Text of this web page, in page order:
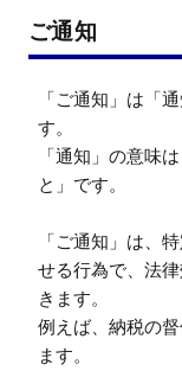
ご通知
「ご通知」は「
す。
「通知」の意味
と」です。
「ご通知」は、
せる行為で、法
きます。
例えば、納税の
ます。